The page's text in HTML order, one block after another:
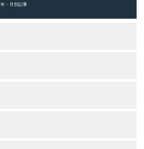
年・月別記事